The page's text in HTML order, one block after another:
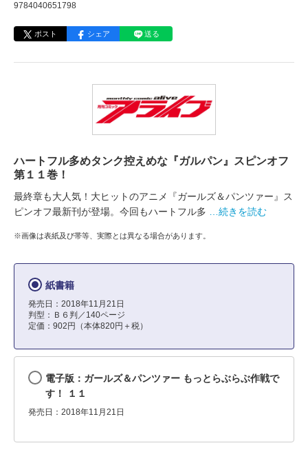
9784040651798
ポスト シェア 送る
ハートフル多めタンク控えめな『ガルパン』スピンオフ
第１１巻！
最終章も大人気！大ヒットのアニメ『ガールズ＆パンツァー』ス
ピンオフ最新刊が登場。今回もハートフル多
…続きを読む
※画像は表紙及び帯等、実際とは異なる場合があります。
紙書籍
発売日：2018年11月21日
判型：Ｂ６判／140ページ
定価：902円（本体820円＋税）
電子版：ガールズ＆パンツァー もっとらぶらぶ作戦で
す！ １１
発売日：2018年11月21日